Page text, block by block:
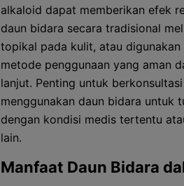
alkaloid dapat memberikan efek
daun bidara secara tradisional
topikal pada kulit, atau
metode penggunaan yang aman
lanjut. Penting untuk
menggunakan daun bidara untuk
dengan kondisi medis tertentu
lain.
Manfaat Daun Bidara